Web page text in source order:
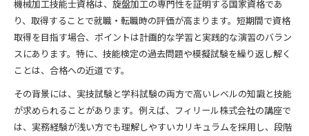
機械加工技能士資格は、旋盤加工の専門性を証明する国家資格であ
り、取得することで就職・転職時の評価が高まります。短期間で資格
取得を目指す場合、ポイントは計画的な学習と実践的な演習のバラン
スにあります。特に、技能検定の過去問題や模擬試験を繰り返し解く
ことは、合格への近道です。
その背景には、実技試験と学科試験の両方で高いレベルの知識と技能
が求められることがあります。例えば、フィリール株式会社の講座で
は、実務経験が浅い方でも理解しやすいカリキュラムを採用し、段階